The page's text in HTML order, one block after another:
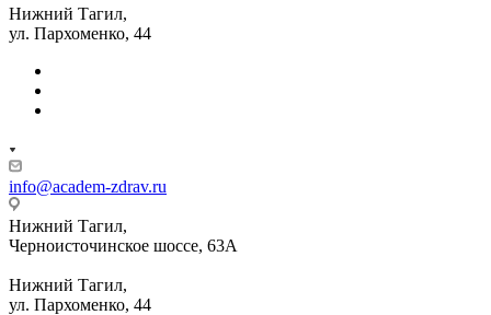
Нижний Тагил,
ул. Пархоменко, 44
info@academ-zdrav.ru
Нижний Тагил,
Черноисточинское шоссе, 63А
Нижний Тагил,
ул. Пархоменко, 44